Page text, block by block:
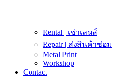
Rental | เช่าเลนส์
Repair | ส่งสินค้าซ่อม
Metal Print
Workshop
Contact